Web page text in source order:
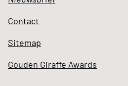
Contact
Sitemap
Gouden Giraffe Awards